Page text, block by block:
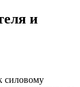
и
силовому